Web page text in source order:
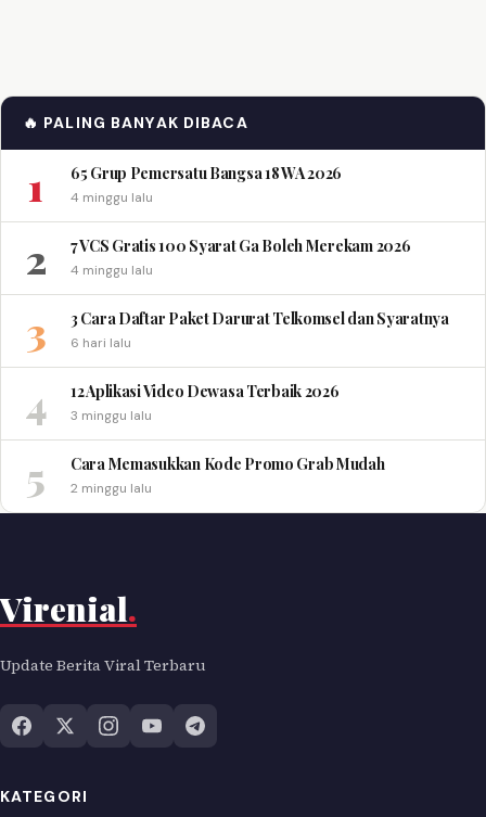
🔥 PALING BANYAK DIBACA
1 65 Grup Pemersatu Bangsa 18 WA 2026
4 minggu lalu
2 7 VCS Gratis 100 Syarat Ga Boleh Merekam 2026
4 minggu lalu
3 3 Cara Daftar Paket Darurat Telkomsel dan Syaratnya
6 hari lalu
4 12 Aplikasi Video Dewasa Terbaik 2026
3 minggu lalu
5 Cara Memasukkan Kode Promo Grab Mudah
2 minggu lalu
Virenial.
Update Berita Viral Terbaru
KATEGORI